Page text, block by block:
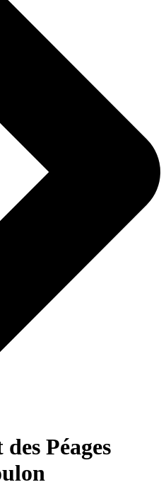
Péages